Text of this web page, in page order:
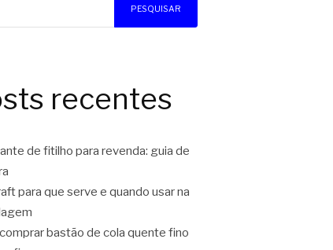
PESQUISAR
recentes
de fitilho para revenda: guia de
para que serve e quando usar na
bastão de cola quente fino